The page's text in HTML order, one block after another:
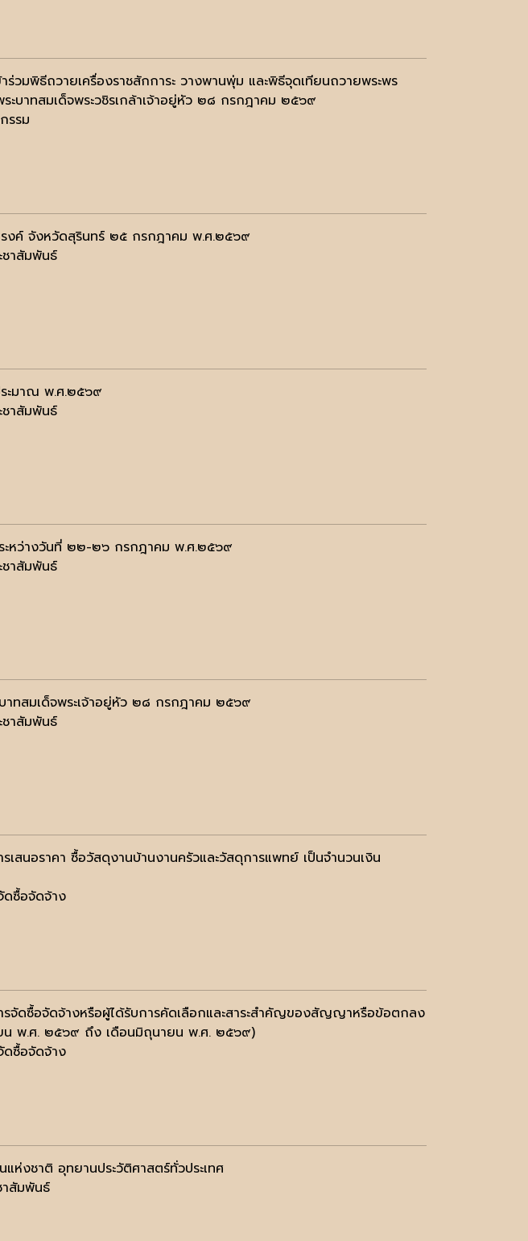
วมพิธีถวายเครื่องราชสักการะ วางพานพุ่ม และพิธีจุดเทียนถวายพระพร
ะบาทสมเด็จพระวชิรเกล้าเจ้าอยู่หัว ๒๘ กรกฎาคม ๒๕๖๙
รรม
งค์ จังหวัดสุรินทร์ ๒๕ กรกฎาคม พ.ศ.๒๕๖๙
าสัมพันธ์
ะมาณ พ.ศ.๒๕๖๙
าสัมพันธ์
ระหว่างวันที่ ๒๒-๒๖ กรกฎาคม พ.ศ.๒๕๖๙
าสัมพันธ์
าทสมเด็จพระเจ้าอยู่หัว ๒๘ กรกฎาคม ๒๕๖๙
าสัมพันธ์
เสนอราคา ซื้อวัสดุงานบ้านงานครัวและวัสดุการแพทย์ เป็นจำนวนเงิน
ซื้อจัดจ้าง
รจัดซื้อจัดจ้างหรือผู้ได้รับการคัดเลือกและสาระสำคัญของสัญญาหรือข้อตกลง
ยน พ.ศ. ๒๕๖๙ ถึง เดือนมิถุนายน พ.ศ. ๒๕๖๙)
ซื้อจัดจ้าง
งชาติ อุทยานประวัติศาสตร์ทั่วประเทศ
สัมพันธ์